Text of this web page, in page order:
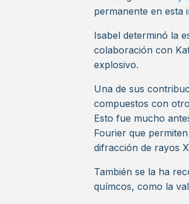
permanente en esta
Isabel determinó la
colaboración con
explosivo.
Una de sus
compuestos con
Esto fue mucho
Fourier que
difracción de rayos
También se la ha
químcos, como la